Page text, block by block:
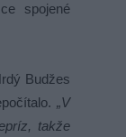
spojené
Budžes
„V
takže